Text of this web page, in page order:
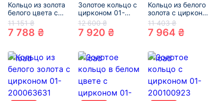
Кольцо из золота
белого цвета с
цирконом 01-
19208473
11 151 ₴
7 788 ₴
Золотое кольцо с
цирконом 01-
19140420
12 600 ₴
7 920 ₴
Кольцо из белого
золота с цирконом
01-19118892
11 403 ₴
7 964 ₴